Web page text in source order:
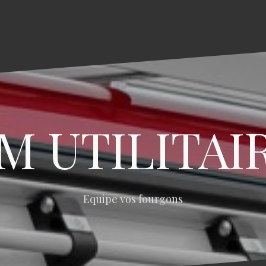
Equipe vos fourgons